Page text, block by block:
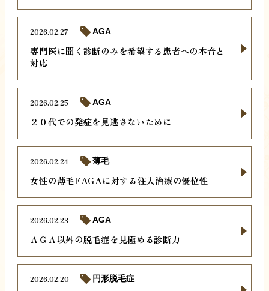
専門医に聞く診断のみを希望する患者への本音と
対応
2026.02.27 AGA
２０代での発症を見逃さないために
2026.02.25 AGA
女性の薄毛FAGAに対する注入治療の優位性
2026.02.24 薄毛
ＡＧＡ以外の脱毛症を見極める診断力
2026.02.23 AGA
2026.02.20 円形脱毛症